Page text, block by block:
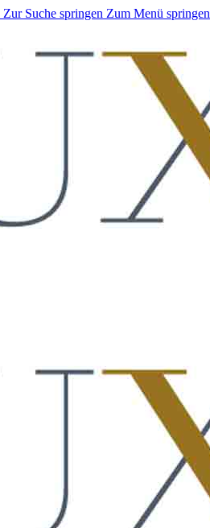
Zur Suche springen Zum Menü springen